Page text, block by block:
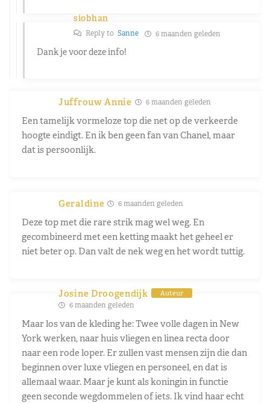
siobhan
Reply to Sanne 6 maanden geleden
Dank je voor deze info!
Juffrouw Annie 6 maanden geleden
Een tamelijk vormeloze top die net op de verkeerde
hoogte eindigt. En ik ben geen fan van Chanel, maar
dat is persoonlijk.
Geraldine 6 maanden geleden
Deze top met die rare strik mag wel weg. En
gecombineerd met een ketting maakt het geheel er
niet beter op. Dan valt de nek weg en het wordt tuttig.
Josine Droogendijk Auteur
6 maanden geleden
Maar los van de kleding he: Twee volle dagen in New
York werken, naar huis vliegen en linea recta door
naar een rode loper. Er zullen vast mensen zijn die dan
beginnen over luxe vliegen en personeel, en dat is
allemaal waar. Maar je kunt als koningin in functie
geen seconde wegdommelen of iets. Ik vind haar echt